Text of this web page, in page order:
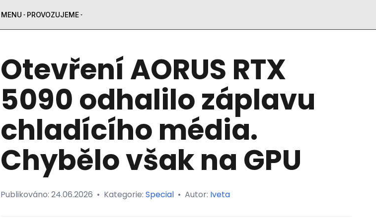
MENU PROVOZUJEME
Otevření AORUS RTX
5090 odhalilo záplavu
chladícího média.
Chybělo však na GPU
Publikováno: 24.06.2026 • Kategorie: Special • Autor: Iveta